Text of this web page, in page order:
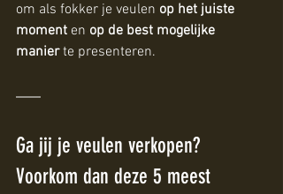
om als fokker je veulen op het juiste
moment en op de best mogelijke
manier te presenteren.
Ga jij je veulen verkopen?
Voorkom dan deze 5 meest